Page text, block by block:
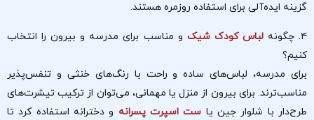
گزینه ایده‌آلی برای استفاده روزمره هستند.
۴. چگونه لباس کودک شیک و مناسب برای مدرسه و بیرون را انتخاب
کنیم؟
برای مدرسه، لباس‌های ساده و راحت با رنگ‌های خنثی و تنفس‌پذیر
مناسب‌ترند. برای بیرون از منزل یا مهمانی، می‌توان از ترکیب تیشرت‌های
طرح‌دار با شلوار جین یا ست‌ اسپرت پسرانه و دخترانه استفاده کرد تا